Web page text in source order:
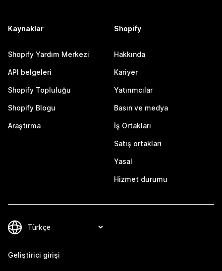
Kaynaklar
Shopify Yardım Merkezi
API belgeleri
Shopify Topluluğu
Shopify Blogu
Araştırma
Shopify
Hakkında
Kariyer
Yatırımcılar
Basın ve medya
İş Ortakları
Satış ortakları
Yasal
Hizmet durumu
Geliştirici girişi